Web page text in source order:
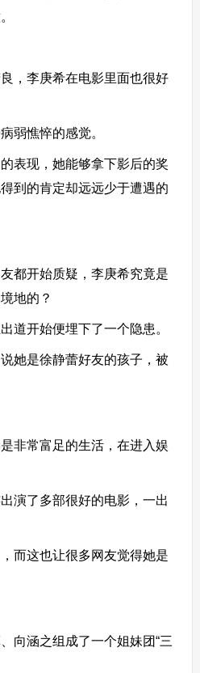
，李庚希在电影里面也很好
弱憔悴的感觉。
表现，她能够拿下影后的奖
到的肯定却远远少于遭遇的
都开始质疑，李庚希究竟是
地的？
道开始便埋下了一个隐患。
她是徐静蕾好友的孩子，被
非常富足的生活，在进入娱
演了多部很好的电影，一出
而这也让很多网友觉得她是
向涵之组成了一个姐妹团“三